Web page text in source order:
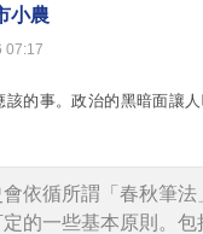
小農
07:17
該的事。政治的黑暗面讓
依循所謂「春秋筆法
定的一些基本原則。